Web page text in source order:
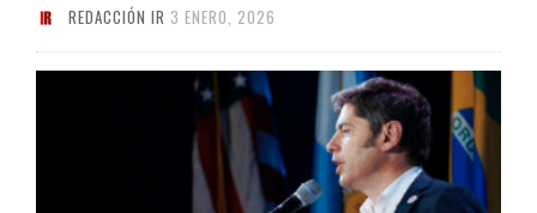
REDACCIÓN IR 3 ENERO, 2026